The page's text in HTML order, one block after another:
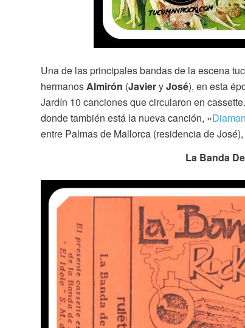
Una de las principales bandas de la escena
hermanos Almirón (JavieryJosé), en esta
Jardín 10 canciones que circularon en
donde también está la nueva canción, «
entre Palmas de Mallorca (residencia de
La Banda